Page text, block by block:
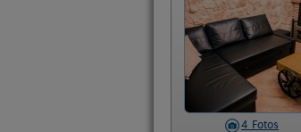
4 Fotos